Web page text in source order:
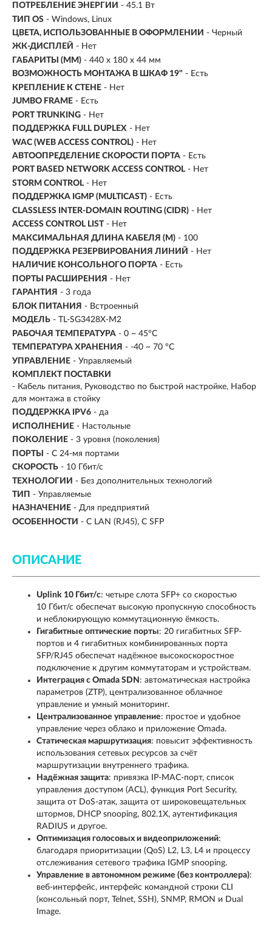
ПОТРЕБЛЕНИЕ ЭНЕРГИИ - 45.1 Вт
ТИП OS - Windows, Linux
ЦВЕТА, ИСПОЛЬЗОВАННЫЕ В ОФОРМЛЕНИИ - Черный
ЖК-ДИСПЛЕЙ - Нет
ГАБАРИТЫ (ММ) - 440 х 180 х 44 мм
ВОЗМОЖНОСТЬ МОНТАЖА В ШКАФ 19" - Есть
КРЕПЛЕНИЕ К СТЕНЕ - Нет
JUMBO FRAME - Есть
PORT TRUNKING - Нет
ПОДДЕРЖКА FULL DUPLEX - Нет
WAC (WEB ACCESS CONTROL) - Нет
АВТООПРЕДЕЛЕНИЕ СКОРОСТИ ПОРТА - Есть
PORT BASED NETWORK ACCESS CONTROL - Нет
STORM CONTROL - Нет
ПОДДЕРЖКА IGMP (MULTICAST) - Есть
CLASSLESS INTER-DOMAIN ROUTING (CIDR) - Нет
ACCESS CONTROL LIST - Нет
МАКСИМАЛЬНАЯ ДЛИНА КАБЕЛЯ (М) - 100
ПОДДЕРЖКА РЕЗЕРВИРОВАНИЯ ЛИНИЙ - Нет
НАЛИЧИЕ КОНСОЛЬНОГО ПОРТА - Есть
ПОРТЫ РАСШИРЕНИЯ - Нет
ГАРАНТИЯ - 3 года
БЛОК ПИТАНИЯ - Встроенный
МОДЕЛЬ - TL-SG3428X-M2
РАБОЧАЯ ТЕМПЕРАТУРА - 0 ~ 45°C
ТЕМПЕРАТУРА ХРАНЕНИЯ - -40 ~ 70 °C
УПРАВЛЕНИЕ - Управляемый
КОМПЛЕКТ ПОСТАВКИ
- Кабель питания, Руководство по быстрой настройке, Набор
для монтажа в стойку
ПОДДЕРЖКА IPV6 - да
ИСПОЛНЕНИЕ - Настольные
ПОКОЛЕНИЕ - 3 уровня (поколения)
ПОРТЫ
- С 24-мя портами
СКОРОСТЬ - 10 Гбит/с
ТЕХНОЛОГИИ - Без дополнительных технологий
ТИП - Управляемые
НАЗНАЧЕНИЕ - Для предприятий
ОСОБЕННОСТИ - С LAN (RJ45) С SFP
ОПИСАНИЕ
Uplink 10 Гбит/с: четыре слота SFP+ со скоростью
10 Гбит/с обеспечат высокую пропускную способность
и неблокирующую коммутационную ёмкость.
Гигабитные оптические порты: 20 гигабитных SFP-
портов и 4 гигабитных комбинированных порта
SFP/RJ45 обеспечат надёжное высокоскоростное
подключение к другим коммутаторам и устройствам.
Интеграция с Omada SDN : автоматическая настройка
параметров (ZTP), централизованное облачное
управление и умный мониторинг.
Централизованное управление: простое и удобное
управление через облако и приложение Omada.
Статическая маршрутизация: повысит эффективность
использования сетевых ресурсов за счёт
маршрутизации внутреннего трафика.
Надёжная защита: привязка IP-MAC-порт, список
управления доступом (ACL), функция Port Security,
защита от DoS-атак, защита от широковещательных
штормов, DHCP snooping, 802.1X, аутентификация
RADIUS и другое.
Оптимизация голосовых и видеоприложений:
благодаря приоритизации (QoS) L2, L3, L4 и процессу
отслеживания сетевого трафика IGMP snooping.
Управление в автономном режиме (без контроллера):
веб-интерфейс, интерфейс командной строки CLI
(консольный порт, Telnet, SSH), SNMP, RMON и Dual
Image.